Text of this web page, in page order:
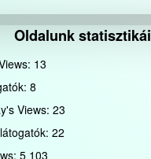
Oldalunk statisztikái
13
8
Views:23
22
5 103